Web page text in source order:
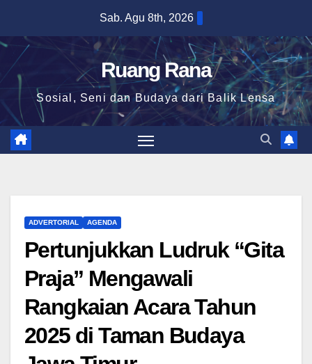
content
Sab. Agu 8th, 2026
Ruang Rana
Sosial, Seni dan Budaya dari Balik Lensa
ADVERTORIAL AGENDA
Pertunjukkan Ludruk “Gita
Praja” Mengawali
Rangkaian Acara Tahun
2025 di Taman Budaya